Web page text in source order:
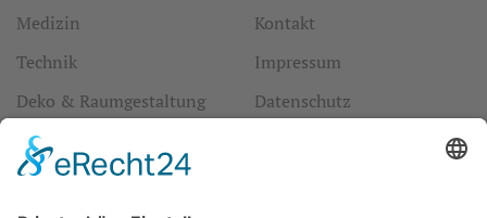
Medizin
Technik
Deko & Raumgestaltung
Borosilikat Produkte
Glaskugel
Kontakt
Impressum
Datenschutz